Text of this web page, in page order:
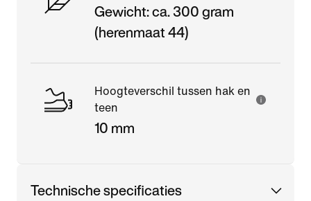
Gewicht: ca. 300 gram
(herenmaat 44)
Hoogteverschil tussen hak en
teen
10 mm
Technische specificaties